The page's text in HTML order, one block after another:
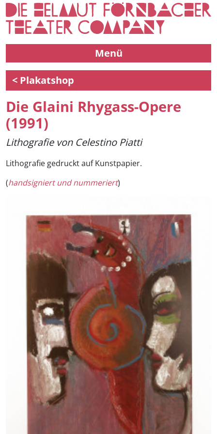
Menü
< Plakatshop
Die Glaini Rhygass-Opere
(1991)
Lithografie von Celestino Piatti
Lithografie gedruckt auf Kunstpapier.
(handsigniertund nummeriert)